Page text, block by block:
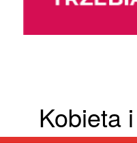
Kobieta